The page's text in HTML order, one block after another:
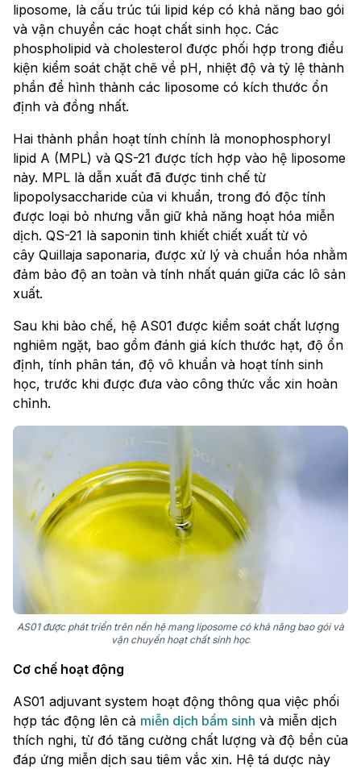
liposome, là cấu trúc túi lipid kép có khả năng bao gói
và vận chuyển các hoạt chất sinh học. Các
phospholipid và cholesterol được phối hợp trong điều
kiện kiểm soát chặt chẽ về pH, nhiệt độ và tỷ lệ thành
phần để hình thành các liposome có kích thước ổn
định và đồng nhất.
Hai thành phần hoạt tính chính là monophosphoryl
lipid A (MPL) và QS-21 được tích hợp vào hệ liposome
này. MPL là dẫn xuất đã được tinh chế từ
lipopolysaccharide của vi khuẩn, trong đó độc tính
được loại bỏ nhưng vẫn giữ khả năng hoạt hóa miễn
dịch. QS-21 là saponin tinh khiết chiết xuất từ vỏ
cây Quillaja saponaria, được xử lý và chuẩn hóa nhằm
đảm bảo độ an toàn và tính nhất quán giữa các lô sản
xuất.
Sau khi bào chế, hệ AS01 được kiểm soát chất lượng
nghiêm ngặt, bao gồm đánh giá kích thước hạt, độ ổn
định, tính phân tán, độ vô khuẩn và hoạt tính sinh
học, trước khi được đưa vào công thức vắc xin hoàn
chỉnh.
AS01 được phát triển trên nền hệ mang liposome có khả năng bao gói và
vận chuyển hoạt chất sinh học
Cơ chế hoạt động
AS01 adjuvant system hoạt động thông qua việc phối
hợp tác động lên cả miễn dịch bẩm sinh và miễn dịch
thích nghi, từ đó tăng cường chất lượng và độ bền của
đáp ứng miễn dịch sau tiêm vắc xin. Hệ tá dược này